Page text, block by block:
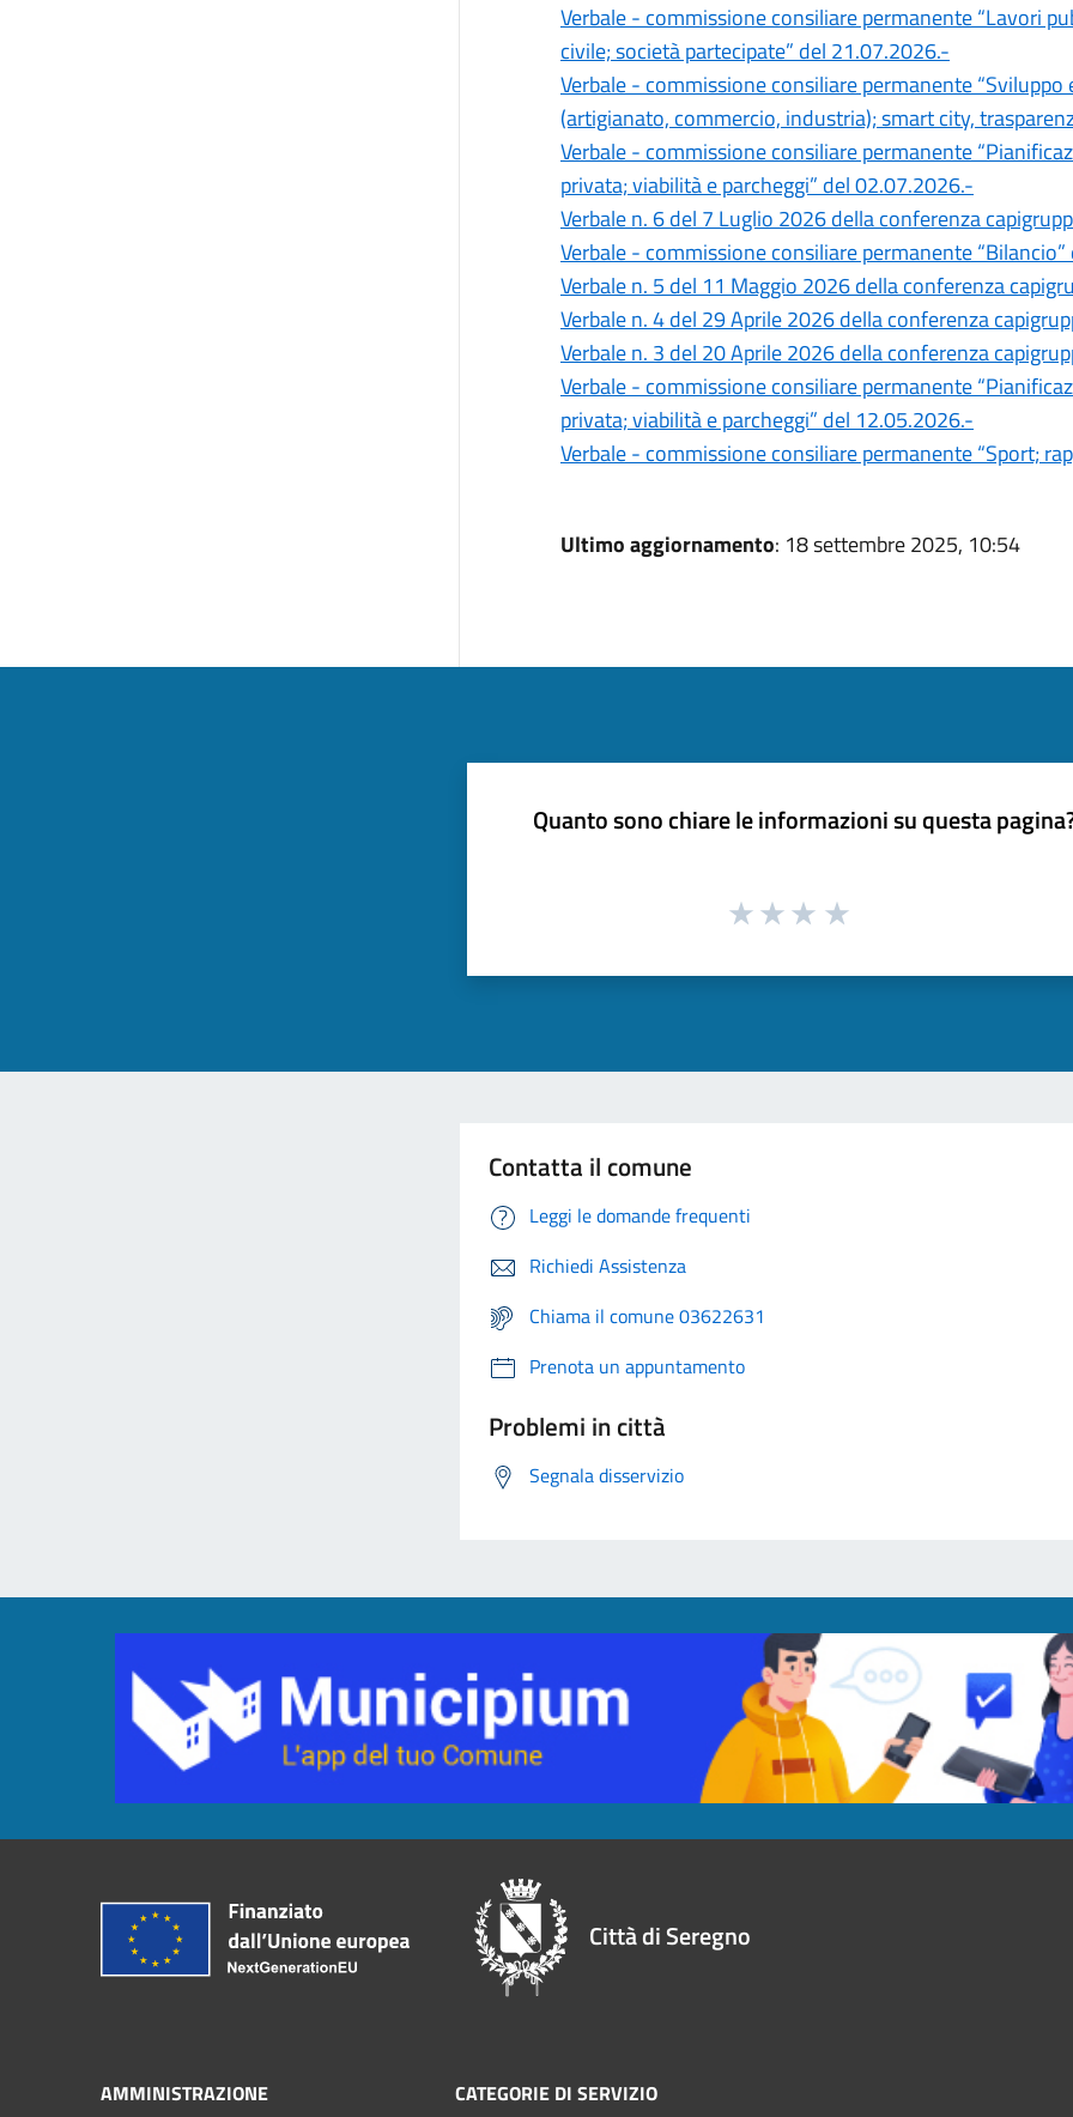
Verbale - commissione consiliare permanente “Lavori
civile; società partecipate” del 21.07.2026.-
Verbale - commissione consiliare permanente
(artigianato, commercio, industria); smart city,
Verbale - commissione consiliare permanente
privata; viabilità e parcheggi” del 02.07.2026.-
Verbale n. 6 del 7 Luglio 2026 della conferenza
Verbale - commissione consiliare permanente
Verbale n. 5 del 11 Maggio 2026 della conferenza
Verbale n. 4 del 29 Aprile 2026 della conferenza
Verbale n. 3 del 20 Aprile 2026 della conferenza
Verbale - commissione consiliare permanente
privata; viabilità e parcheggi” del 12.05.2026.-
Verbale - commissione consiliare permanente “Sport;
Ultimo aggiornamento: 18 settembre 2025, 10:54
Quanto sono chiare le informazioni su questa
Contatta il comune
Leggi le domande frequenti
Richiedi Assistenza
Chiama il comune 03622631
Prenota un appuntamento
Problemi in città
Segnala disservizio
Città di Seregno
AMMINISTRAZIONE CATEGORIE DI SERVIZIO